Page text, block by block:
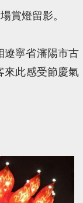
賞燈留影。
遼寧省瀋陽市古
來此感受節慶氣